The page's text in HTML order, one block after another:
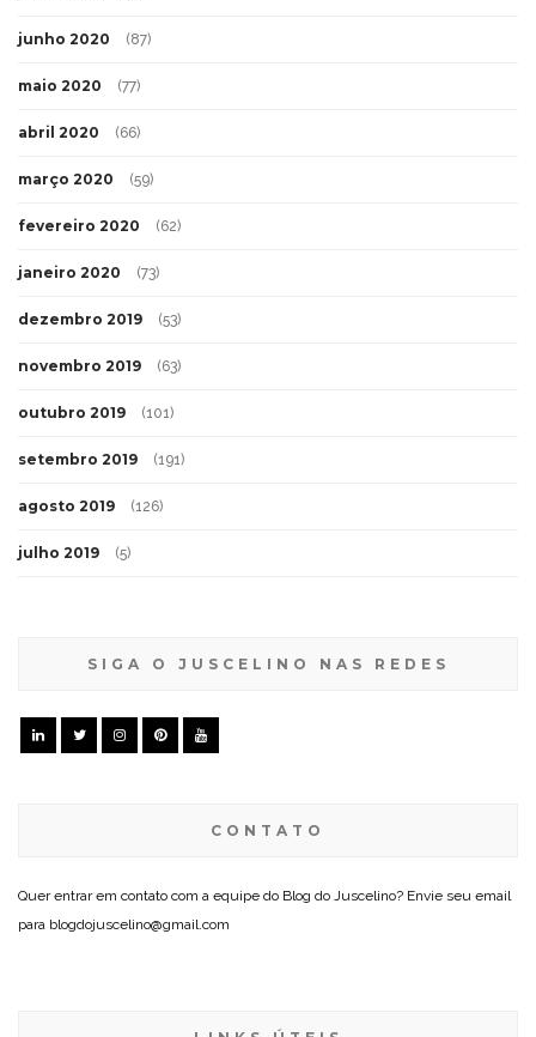
junho 2020 (87)
maio 2020 (77)
abril 2020 (66)
março 2020 (59)
fevereiro 2020 (62)
janeiro 2020 (73)
dezembro 2019 (53)
novembro 2019 (63)
outubro 2019 (101)
setembro 2019 (191)
agosto 2019 (126)
julho 2019 (5)
SIGA O JUSCELINO NAS REDES
CONTATO
Quer entrar em contato com a equipe do Blog do Juscelino? Envie seu email
para blogdojuscelino@gmail.com